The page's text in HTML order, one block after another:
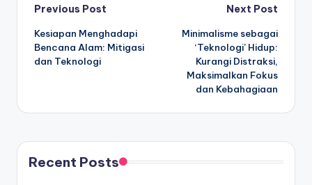
Post
navigation
Previous Post
Kesiapan Menghadapi
Bencana Alam: Mitigasi
dan Teknologi
Next Post
Minimalisme sebagai
‘Teknologi’ Hidup:
Kurangi Distraksi,
Maksimalkan Fokus
dan Kebahagiaan
Recent Posts